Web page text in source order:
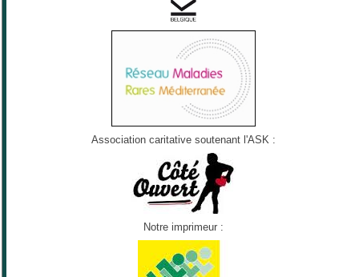
Association caritative soutenant l'ASK :
Notre imprimeur :